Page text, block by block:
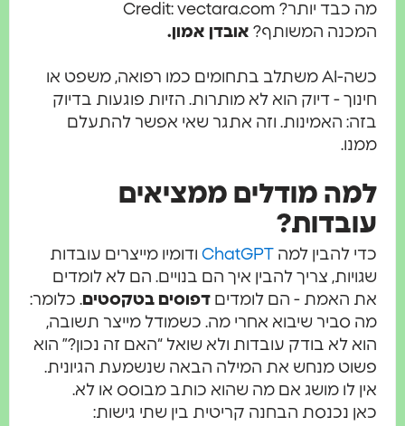
מה כבד יותר? Credit: vectara.com
המכנה המשותף?אובדן אמון.
כשה-AI משתלב בתחומים כמו רפואה, משפט או
חינוך - דיוק הוא לא מותרות. הזיות פוגעות בדיוק
בזה: האמינות. וזה אתגר שאי אפשר להתעלם
ממנו.
למה מודלים ממציאים
עובדות?
כדי להבין למהChatGPTודומיו מייצרים עובדות
שגויות, צריך להבין איך הם בנויים. הם לא לומדים
את האמת - הם לומדיםדפוסים בטקסטים. כלומר:
מה סביר שיבוא אחרי מה. כשמודל מייצר תשובה,
הוא לא בודק עובדות ולא שואל “האם זה נכון?” הוא
פשוט מנחש את המילה הבאה שנשמעת הגיונית.
אין לו מושג אם מה שהוא כותב מבוסס או לא.
כאן נכנסת הבחנה קריטית בין שתי גישות: